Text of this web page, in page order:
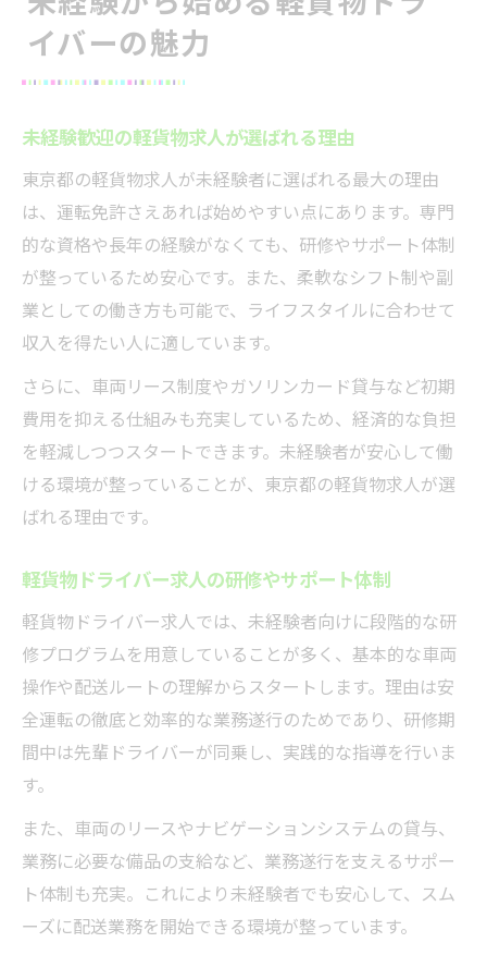
イバーの魅力
未経験歓迎の軽貨物求人が選ばれる理由
東京都の軽貨物求人が未経験者に選ばれる最大の理由
は、運転免許さえあれば始めやすい点にあります。専門
的な資格や長年の経験がなくても、研修やサポート体制
が整っているため安心です。また、柔軟なシフト制や副
業としての働き方も可能で、ライフスタイルに合わせて
収入を得たい人に適しています。
さらに、車両リース制度やガソリンカード貸与など初期
費用を抑える仕組みも充実しているため、経済的な負担
を軽減しつつスタートできます。未経験者が安心して働
ける環境が整っていることが、東京都の軽貨物求人が選
ばれる理由です。
軽貨物ドライバー求人の研修やサポート体制
軽貨物ドライバー求人では、未経験者向けに段階的な研
修プログラムを用意していることが多く、基本的な車両
操作や配送ルートの理解からスタートします。理由は安
全運転の徹底と効率的な業務遂行のためであり、研修期
間中は先輩ドライバーが同乗し、実践的な指導を行いま
す。
また、車両のリースやナビゲーションシステムの貸与、
業務に必要な備品の支給など、業務遂行を支えるサポー
ト体制も充実。これにより未経験者でも安心して、スム
ーズに配送業務を開始できる環境が整っています。